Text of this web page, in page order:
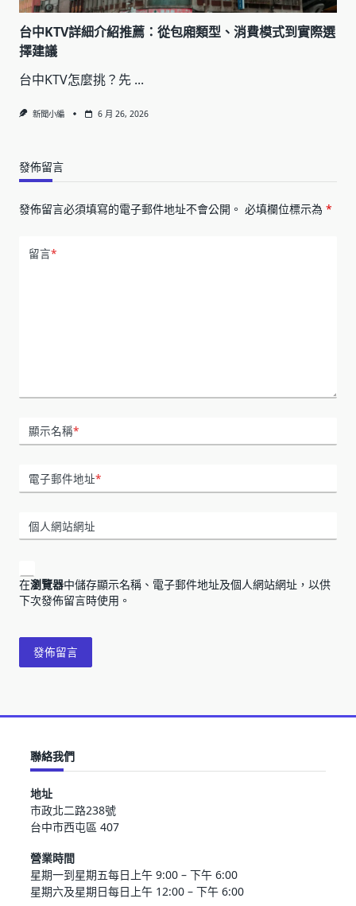
台中KTV詳細介紹推薦：從包廂類型、消費模式到實際選
擇建議
台中KTV怎麼挑？先 ...
新聞小編 6 月 26, 2026
發佈留言
發佈留言必須填寫的電子郵件地址不會公開。 必填欄位標示為 *
留言*
顯示名稱*
電子郵件地址*
個人網站網址
在瀏覽器中儲存顯示名稱、電子郵件地址及個人網站網址，以供
下次發佈留言時使用。
聯絡我們
地址
市政北二路238號
台中市西屯區 407
營業時間
星期一到星期五每日上午 9:00 – 下午 6:00
星期六及星期日每日上午 12:00 – 下午 6:00